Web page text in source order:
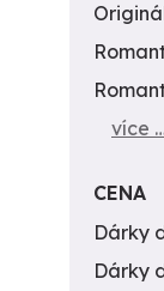
více
CENA
Dárky
Dárky